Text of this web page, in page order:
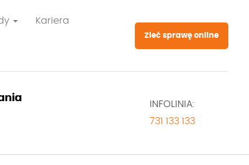
Kariera
Zleć sprawę online
INFOLINIA:
731 133 133